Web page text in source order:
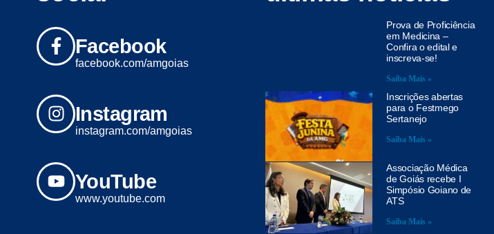
Facebook
facebook.com/amgoias
Instagram
instagram.com/amgoias
YouTube
www.youtube.com
Prova de Proficiência
em Medicina –
Confira o edital e
inscreva-se!
Saiba Mais »
Inscrições abertas
para o Festmego
Sertanejo
Saiba Mais »
Associação Médica
de Goiás recebe I
Simpósio Goiano de
ATS
Saiba Mais »